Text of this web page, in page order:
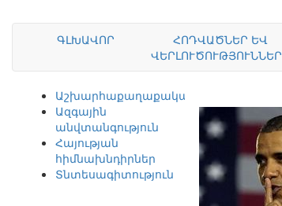
ԳԼԽԱՎՈՐ
ՀՈԴՎԱԾՆԵՐ ԵՎ
ՎԵՐԼՈՒԾՈՒԹՅՈՒՆՆԵՐ
Աշխարհաքաղաքականություն
Ազգային
անվտանգություն
Հայության
հիմնախնդիրներ
Տնտեսագիտություն